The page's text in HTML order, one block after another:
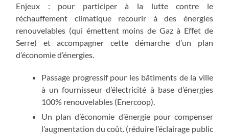
Enjeux : pour participer à la lutte contre le
réchauffement climatique recourir à des énergies
renouvelables (qui émettent moins de Gaz à Effet de
Serre) et accompagner cette démarche d’un plan
d’économie d’énergies.
Passage progressif pour les bâtiments de la ville
à un fournisseur d’électricité à base d’énergies
100% renouvelables (Enercoop).
Un plan d’économie d’énergie pour compenser
l’augmentation du coût. (réduire l’éclairage public